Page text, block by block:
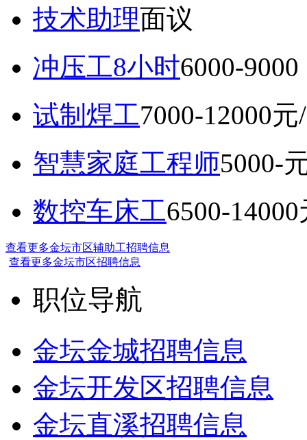
技术助理面议
冲压工8小时6000-
试制焊工7000-12000元
智慧家庭工程师5000-
数控车床工6500-
查看更多金坛市区辅助工招聘信息
查看更多金坛市区招聘信息
职位导航
金坛金城招聘信息
金坛开发区招聘信息
金坛直溪招聘信息